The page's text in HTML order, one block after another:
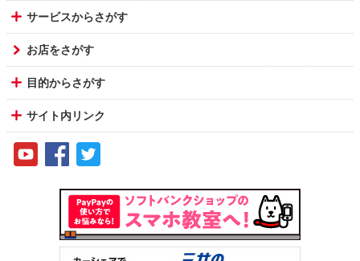
サービスからさがす
お店をさがす
目的からさがす
サイト内リンク